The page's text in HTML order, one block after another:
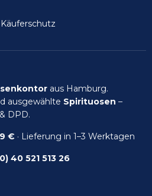
Käuferschutz
aus Hamburg.
ausgewählte Spirituosen –
DPD.
€ · Lieferung in 1–3 Werktagen
40 521 513 26